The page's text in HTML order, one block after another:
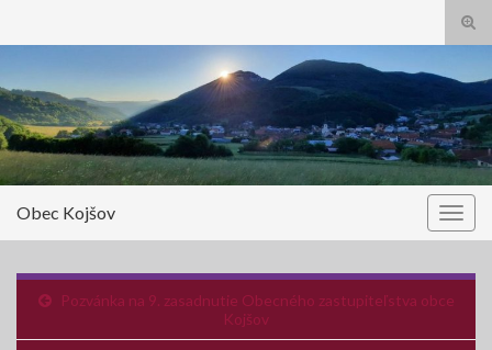
Obec Kojšov
Pozvánka na 9. zasadnutie Obecného zastupiteľstva obce
Kojšov